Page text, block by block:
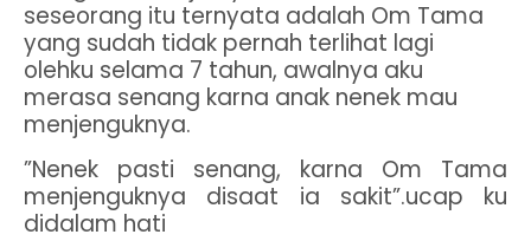
seseorang itu ternyata adalah Om Tama
yang sudah tidak pernah terlihat lagi
olehku selama 7 tahun, awalnya aku
merasa senang karna anak nenek mau
menjenguknya.
”Nenek pasti senang, karna Om Tama
menjenguknya disaat ia sakit”.ucap ku
didalam hati